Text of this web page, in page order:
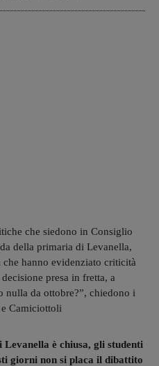
che siedono in Consiglio
della primaria di Levanella,
hanno evidenziato criticità
presa in fretta, a
nulla da ottobre?”, chiedono i
Camiciottoli
è chiusa, gli studenti
giorni non si placa il dibattito